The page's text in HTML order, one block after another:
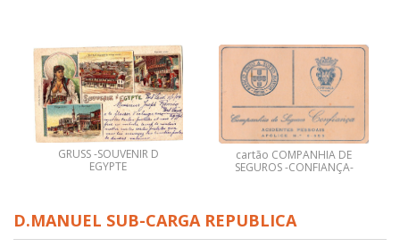
GRUSS -SOUVENIR D
EGYPTE
cartão COMPANHIA DE
SEGUROS -CONFIANÇA-
D.MANUEL SUB-CARGA REPUBLICA